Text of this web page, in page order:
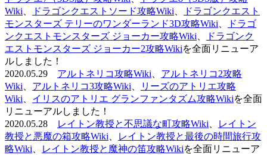
Wiki
ドラゴンクエストソード攻略Wiki
ドラゴンクエスト
モンスターズ テリーのワンダーランド3D攻略Wiki
ドラゴ
ンクエストモンスターズ ジョーカー攻略Wiki
ドラゴンク
エストモンスターズ ジョーカー2攻略Wikiを全面リニューア
ルしました！
2020.05.29 アルトネリコ攻略Wiki
アルトネリコ2攻略
Wiki
アルトネリコ3攻略Wiki
リーズのアトリエ攻略
Wiki
イリスのアトリエ グランファンタズム攻略Wikiを全面
リニューアルしました！
2020.05.28
レイトン教授と不思議な町攻略Wiki
レイトン
教授と悪魔の箱攻略Wiki
レイトン教授と最後の時間旅行攻
略Wiki
レイトン教授と魔神の笛攻略Wikiを全面リニューア